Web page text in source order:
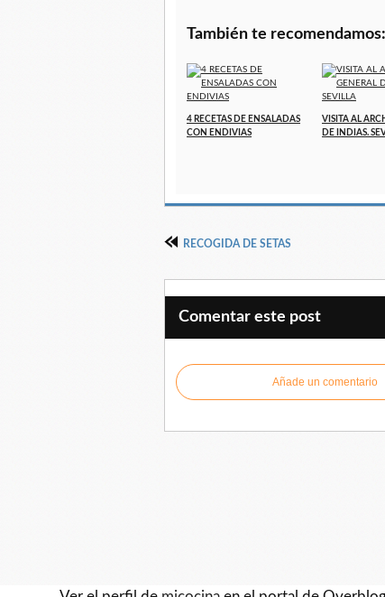
También te recomendamos:
4 RECETAS DE ENSALADAS
CON ENDIVIAS
VISITA AL
DE INDIAS.
RECOGIDA DE SETAS
Comentar este post
Añade un comentario